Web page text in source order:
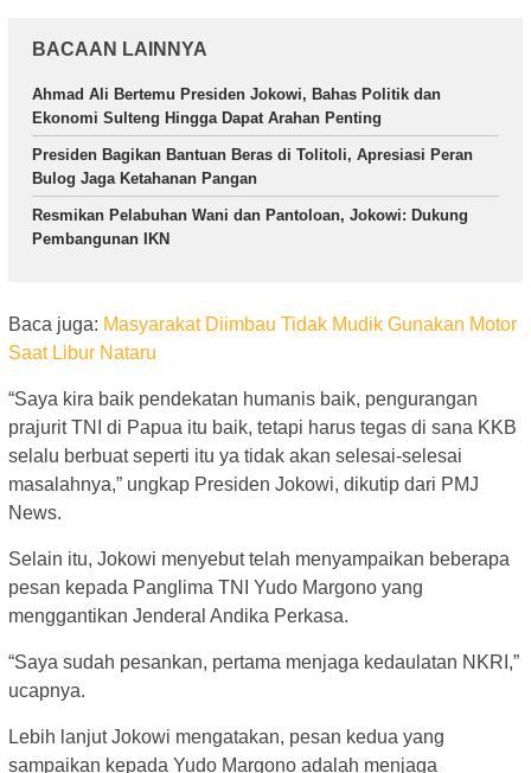
BACAAN LAINNYA
Ahmad Ali Bertemu Presiden Jokowi, Bahas Politik dan
Ekonomi Sulteng Hingga Dapat Arahan Penting
Presiden Bagikan Bantuan Beras di Tolitoli, Apresiasi Peran
Bulog Jaga Ketahanan Pangan
Resmikan Pelabuhan Wani dan Pantoloan, Jokowi: Dukung
Pembangunan IKN
Baca juga: Masyarakat Diimbau Tidak Mudik Gunakan Motor
Saat Libur Nataru
“Saya kira baik pendekatan humanis baik, pengurangan
prajurit TNI di Papua itu baik, tetapi harus tegas di sana KKB
selalu berbuat seperti itu ya tidak akan selesai-selesai
masalahnya,” ungkap Presiden Jokowi, dikutip dari PMJ
News.
Selain itu, Jokowi menyebut telah menyampaikan beberapa
pesan kepada Panglima TNI Yudo Margono yang
menggantikan Jenderal Andika Perkasa.
“Saya sudah pesankan, pertama menjaga kedaulatan NKRI,”
ucapnya.
Lebih lanjut Jokowi mengatakan, pesan kedua yang
sampaikan kepada Yudo Margono adalah menjaga